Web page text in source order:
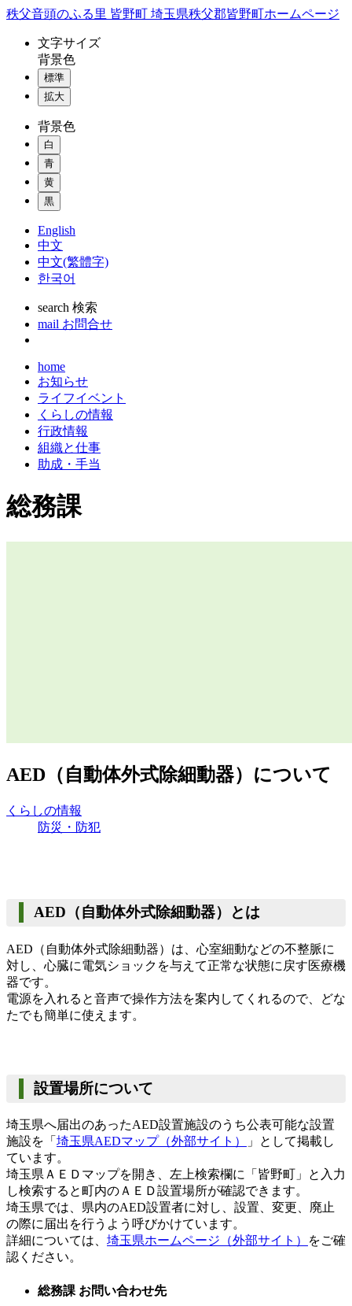
コ
秩父音頭のふる里 皆野町 埼玉県秩父郡皆野町ホームページ
文字サイズ
背景色
標準
拡大
背景色
白
青
黄
黒
English
中文
中文(繁體字)
한국어
search 検索
mail お問合せ
home
お知らせ
ライフイベント
くらしの情報
行政情報
組織と仕事
助成・手当
総務課
AED（自動体外式除細動器）について
くらしの情報
防災・防犯
AED（自動体外式除細動器）とは
AED（自動体外式除細動器）は、心室細動などの不整脈に
対し、心臓に電気ショックを与えて正常な状態に戻す医療機
器です。
電源を入れると音声で操作方法を案内してくれるので、どな
たでも簡単に使えます。
設置場所について
埼玉県へ届出のあったAED設置施設のうち公表可能な設置
施設を「 埼玉県AEDマップ（外部サイト）
」として掲載し
ています。
埼玉県ＡＥＤマップを開き、左上検索欄に「皆野町」と入力
し検索すると町内のＡＥＤ設置場所が確認できます。
埼玉県では、県内のAED設置者に対し、設置、変更、廃止
の際に届出を行うよう呼びかけています。
詳細については、 埼玉県ホームページ（外部サイト）
をご確
認ください。
総務課 お問い合わせ先